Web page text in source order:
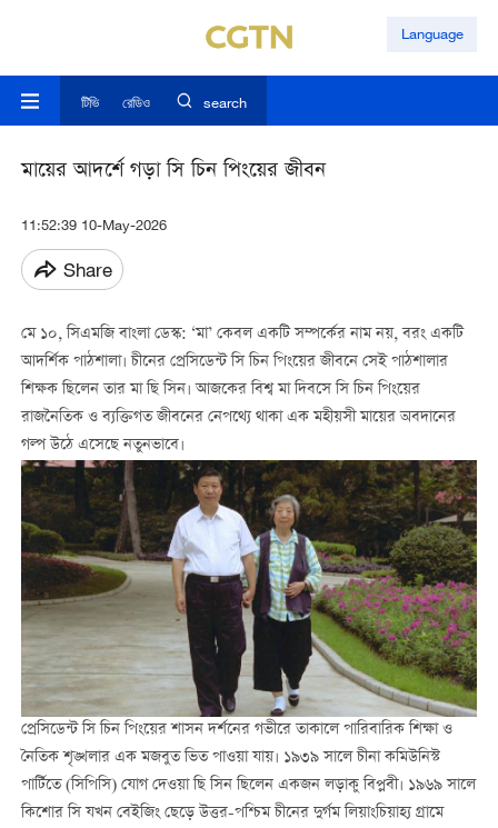
Language
টিভি রেডিও search
মায়ের আদর্শে গড়া সি চিন পিংয়ের জীবন
11:52:39 10-May-2026
Share
মে ১০, সিএমজি বাংলা ডেস্ক: ‘মা’ কেবল একটি সম্পর্কের নাম নয়, বরং একটি
আদর্শিক পাঠশালা। চীনের প্রেসিডেন্ট সি চিন পিংয়ের জীবনে সেই পাঠশালার
শিক্ষক ছিলেন তার মা ছি সিন। আজকের বিশ্ব মা দিবসে সি চিন পিংয়ের
রাজনৈতিক ও ব্যক্তিগত জীবনের নেপথ্যে থাকা এক মহীয়সী মায়ের অবদানের
গল্প উঠে এসেছে নতুনভাবে।
প্রেসিডেন্ট সি চিন পিংয়ের শাসন দর্শনের গভীরে তাকালে পারিবারিক শিক্ষা ও
নৈতিক শৃঙ্খলার এক মজবুত ভিত পাওয়া যায়। ১৯৩৯ সালে চীনা কমিউনিস্ট
পার্টিতে (সিপিসি) যোগ দেওয়া ছি সিন ছিলেন একজন লড়াকু বিপ্লবী। ১৯৬৯ সালে
কিশোর সি যখন বেইজিং ছেড়ে উত্তর-পশ্চিম চীনের দুর্গম লিয়াংচিয়াহ্য গ্রামে